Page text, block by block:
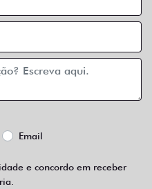
Email
e concordo em receber